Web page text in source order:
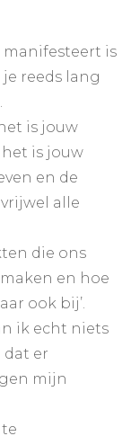
manifesteert is
reeds lang
is jouw
is jouw
en de
alle
die ons
en hoe
ook bij’.
ik echt niets
dat er
mijn